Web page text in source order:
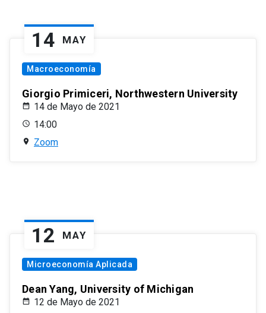
14 MAY
Macroeconomía
Giorgio Primiceri, Northwestern University
14 de Mayo de 2021
14:00
Zoom
12 MAY
Microeconomía Aplicada
Dean Yang, University of Michigan
12 de Mayo de 2021